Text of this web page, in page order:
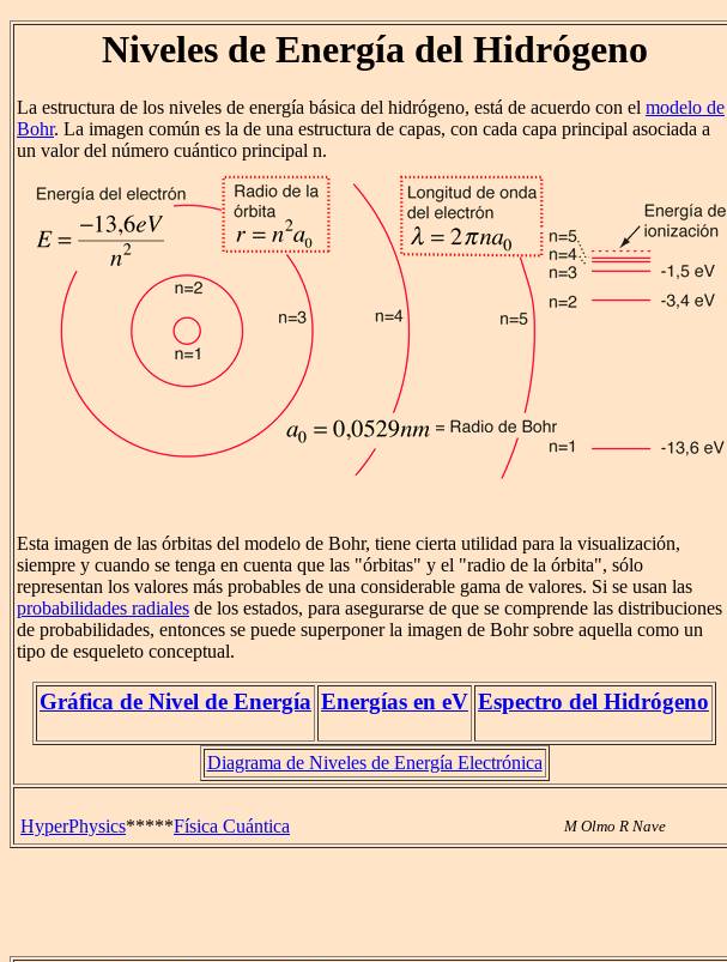
Niveles de Energía del Hidrógeno
La estructura de los niveles de energía básica del hidrógeno, está de acuerdo con el modelo de
Bohr. La imagen común es la de una estructura de capas, con cada capa principal asociada a
un valor del número cuántico principal n.
Esta imagen de las órbitas del modelo de Bohr, tiene cierta utilidad para la visualización,
siempre y cuando se tenga en cuenta que las "órbitas" y el "radio de la órbita", sólo
representan los valores más probables de una considerable gama de valores. Si se usan las
probabilidades radiales de los estados, para asegurarse de que se comprende las distribuciones
de probabilidades, entonces se puede superponer la imagen de Bohr sobre aquella como un
tipo de esqueleto conceptual.
Gráfica de Nivel de Energía Energías en eV Espectro del Hidrógeno
Diagrama de Niveles de Energía Electrónica
HyperPhysics*****Física Cuántica M Olmo R Nave